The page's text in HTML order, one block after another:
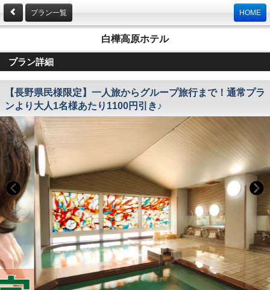
プラン一覧 HOME
白樺高原ホテル
プラン詳細
【長野県民様限定】一人旅からグループ旅行まで！通常プラ
ンより大人1名様あたり1100円引き♪